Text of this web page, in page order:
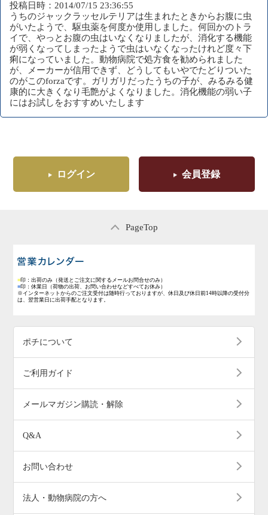
投稿日時：2014/07/15 23:36:55
うちのジャックラッセルテリアは生まれたときからお腹に虫
がいたようで、駆虫薬を何度か使用しました。何回かのトラ
イで、やっとお腹の虫はいなくなりましたが、消化する機能
が弱くなってしまったようで虫はいなくなったけれど度々下
痢になっていました。動物病院で処方食を勧められました
が、メーカーが信用できず、どうしてもいやでたどりついた
のがこのforzaです。ガリガリだったうちの子が、みるみる健
康的に大きくなり毛艶がよくなりました。消化機能の弱い子
にはお試しをおすすめいたします
ログイン 会員登録
PageTop
■印：出荷のみ （発送とご注文に関するメールお問合せのみ）
■印：休業日
（荷物の出荷、お問い合わせなどすべてお休み）
※インターネットからのご注文受付は随時行っておりますが、休日及び休日前14時以降の受付分
は、翌営業日に出荷手配となります。
ポチについて
ご利用ガイド
メールマガジン購読・解除
Q&A
お問い合わせ
法人・動物病院の方へ